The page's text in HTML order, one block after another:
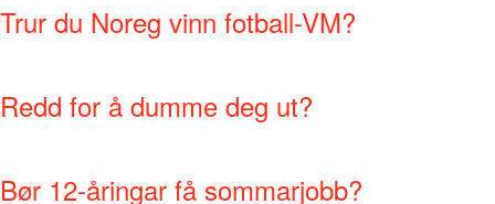
Trur du Noreg vinn fotball-VM?
Redd for å dumme deg ut?
Bør 12-åringar få sommarjobb?